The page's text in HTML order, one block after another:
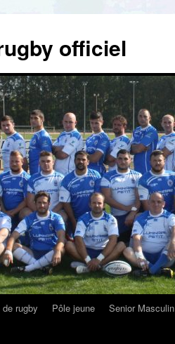
officiel
rugby Pôle jeune Senior Masculin